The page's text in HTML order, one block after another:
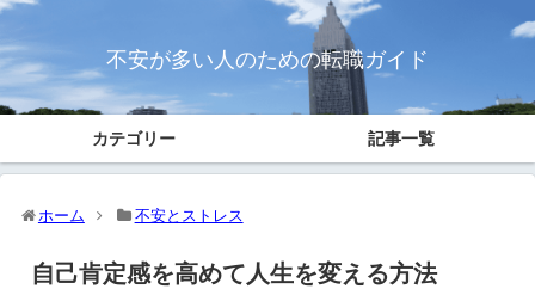
不安が多い人のための転職ガイド
カテゴリー 記事一覧
ホーム 不安とストレス
自己肯定感を高めて人生を変える方法